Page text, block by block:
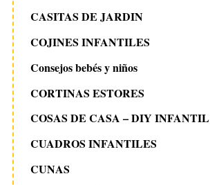
CASITAS DE JARDIN
COJINES INFANTILES
Consejos bebés y niños
CORTINAS ESTORES
COSAS DE CASA – DIY INFANTIL
CUADROS INFANTILES
CUNAS